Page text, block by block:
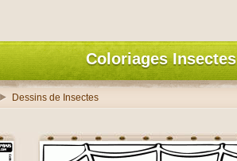
Coloriages Insectes
Dessins de Insectes